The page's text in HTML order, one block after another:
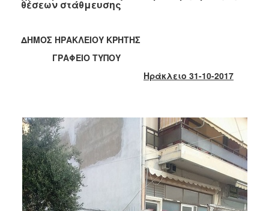
2021
2019
2018
2013
2012
2011
2010
2006
θέσεων στάθμευσης
ΔΗΜΟΣ ΗΡΑΚΛΕΙΟΥ ΚΡΗΤΗΣ
ΓΡΑΦΕΙΟ ΤΥΠΟΥ
Ηράκλειο 31-10-2017